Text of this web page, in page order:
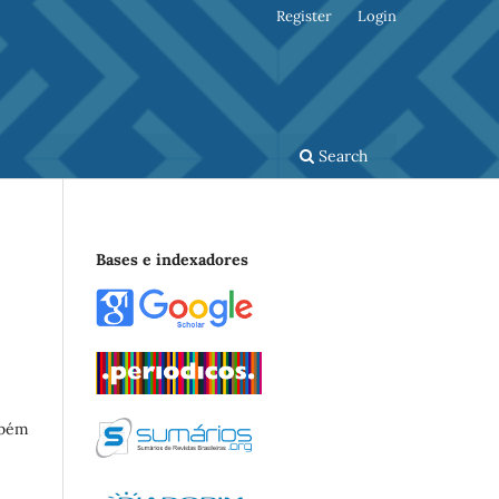
Search
Register Login
Bases e indexadores